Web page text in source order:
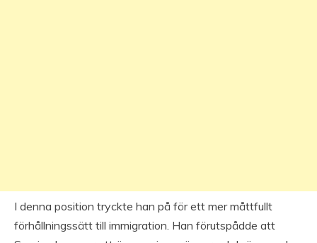
I denna position tryckte han på för ett mer måttfullt
förhållningssätt till immigration. Han förutspådde att